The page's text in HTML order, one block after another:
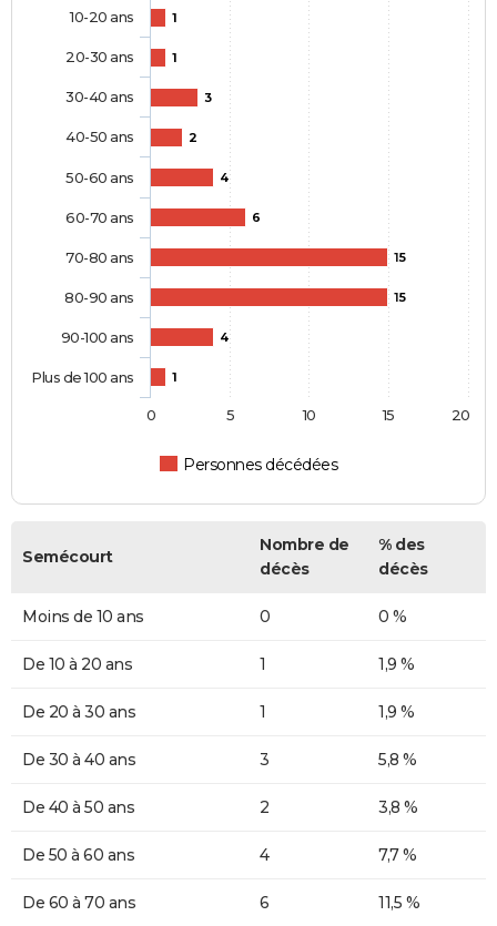
1
1
3
2
4
6
15
15
4
1
Personnes décédées
10-20 ans
20-30 ans
30-40 ans
40-50 ans
50-60 ans
60-70 ans
70-80 ans
80-90 ans
90-100 ans
Plus de 100 ans
0 5 10 15 20
Semécourt
Nombre de
décès
% des
décès
Moins de 10 ans 0 0 %
De 10 à 20 ans 1 1,9 %
De 20 à 30 ans 1 1,9 %
De 30 à 40 ans 3 5,8 %
De 40 à 50 ans 2 3,8 %
De 50 à 60 ans 4 7,7 %
De 60 à 70 ans 6 11,5 %